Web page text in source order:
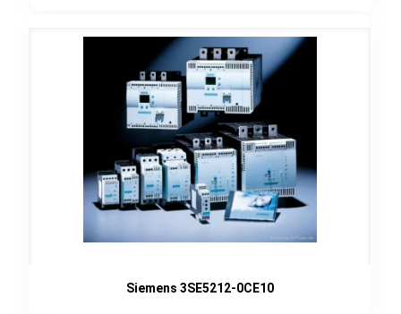
Siemens 3SE5212-0CE10